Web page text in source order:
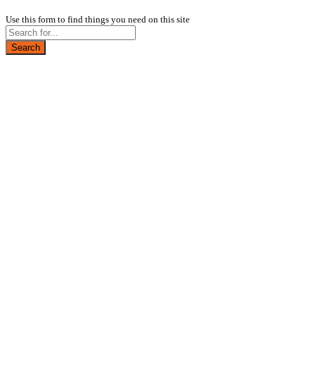
Use this form to find things you need on this site
Search